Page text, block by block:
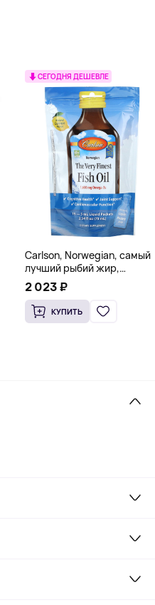
СЕГОДНЯ ДЕШЕВЛЕ
Carlson, Norwegian, самый
лучший рыбий жир,
натуральный лимон, 15
пакетиков (5 мл) каждый
2 023 ₽
КУПИТЬ